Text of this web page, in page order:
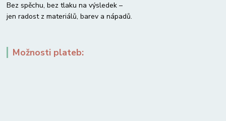
Bez spěchu, bez tlaku na výsledek –
jen radost z materiálů, barev a nápadů.
Možnosti plateb: